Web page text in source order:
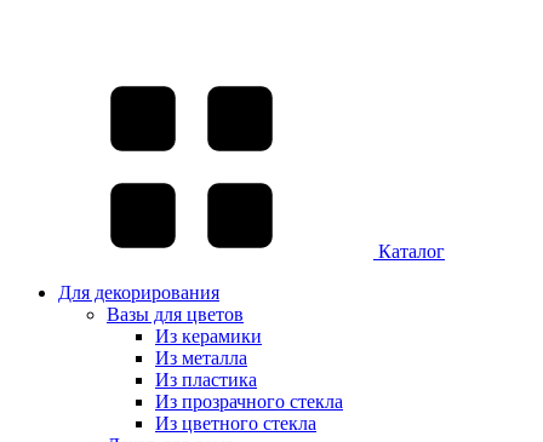
Каталог
Для декорирования
Вазы для цветов
Из керамики
Из металла
Из пластика
Из прозрачного стекла
Из цветного стекла